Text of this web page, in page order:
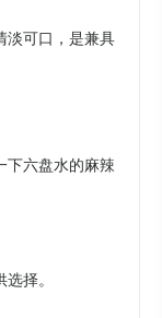
淡可口，是兼具
下六盘水的麻辣
择。